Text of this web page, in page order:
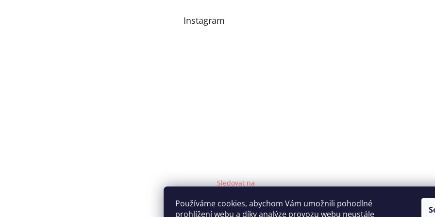
Používáme cookies, abychom Vám umožnili pohodlné
prohlížení webu a díky analýze provozu webu neustále
Instagram
Sledovat na